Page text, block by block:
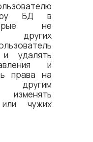
БД в
не
других
удалять
и
права на
другим
чужих